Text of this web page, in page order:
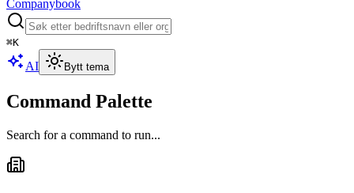
Companybook
⌘K
AI Bytt tema
Command Palette
Search for a command to run...